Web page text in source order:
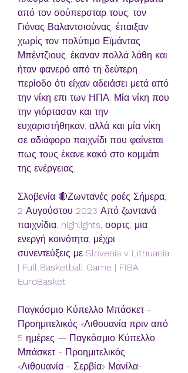
από τον σούπερσταρ τους, τον
Γιόνας Βαλαντσιούνας, έπαιξαν
χωρίς τον πολύτιμο Εϊμάντας
Μπέντζιους, έκαναν πολλά λάθη και
ήταν φανερό από τη δεύτερη
περίοδο ότι είχαν αδειάσει μετά από
την νίκη επι των ΗΠΑ. Μία νίκη που
την γιόρτασαν και την
ευχαριστήθηκαν, αλλά και μία νίκη
σε αδιάφορο παιχνίδι που φαίνεται
πως τους έκανε κακό στο κομμάτι
της ενέργειας.
Σλοβενία 🔴Ζωντανές ροές Σήμερα,
2 Αυγούστου 2023 Από ζωντανά
παιχνίδια, highlights, σορτς, μια
ενεργή κοινότητα, μέχρι
συνεντεύξεις με Slovenia v Lithuania
| Full Basketball Game | FIBA
EuroBasket
Παγκόσμιο Κύπελλο Μπάσκετ -
Προημιτελικός «Λιθουανία πριν από
5 ημέρες — Παγκόσμιο Κύπελλο
Μπάσκετ - Προημιτελικός
«Λιθουανία - Σερβία» Μανίλα-